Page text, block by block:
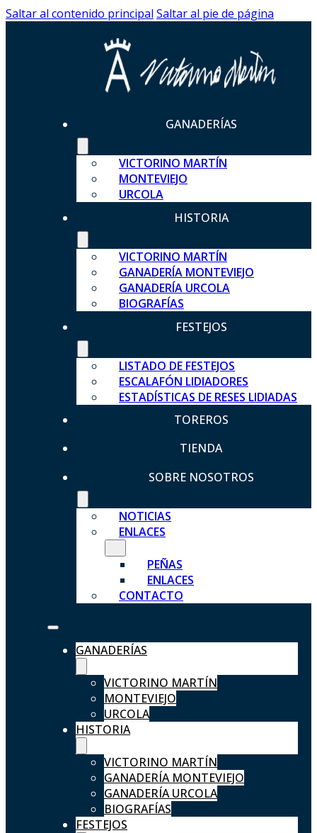
Saltar al contenido principal Saltar al pie de página
GANADERÍAS
VICTORINO MARTÍN
MONTEVIEJO
URCOLA
HISTORIA
VICTORINO MARTÍN
GANADERÍA MONTEVIEJO
GANADERÍA URCOLA
BIOGRAFÍAS
FESTEJOS
LISTADO DE FESTEJOS
ESCALAFÓN LIDIADORES
ESTADÍSTICAS DE RESES LIDIADAS
TOREROS
TIENDA
SOBRE NOSOTROS
NOTICIAS
ENLACES
PEÑAS
ENLACES
CONTACTO
GANADERÍAS
VICTORINO MARTÍN
MONTEVIEJO
URCOLA
HISTORIA
VICTORINO MARTÍN
GANADERÍA MONTEVIEJO
GANADERÍA URCOLA
BIOGRAFÍAS
FESTEJOS